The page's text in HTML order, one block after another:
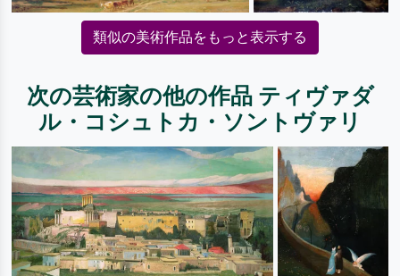
類似の美術作品をもっと表示する
次の芸術家の他の作品 ティヴァダ
ル・コシュトカ・ソントヴァリ